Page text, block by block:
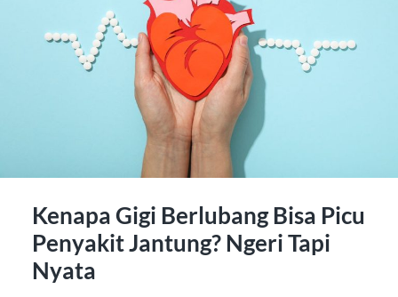
Kenapa Gigi Berlubang Bisa Picu
Penyakit Jantung? Ngeri Tapi
Nyata